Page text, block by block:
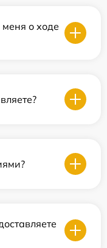
о ходе